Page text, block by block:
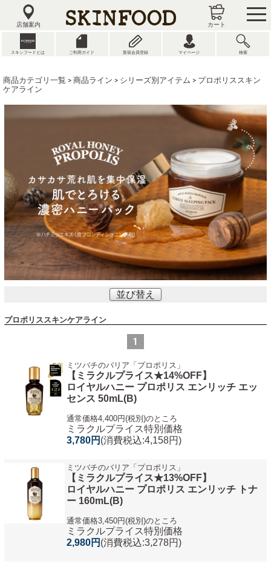
店舗案内 カート
スキンフードとは ご利用ガイド 新規会員登録 マイページ 検索
商品カテゴリ一覧 > 商品ライン > シリーズ別アイテム > プロポリススキン
ケアライン
並び替え
プロポリススキンケアライン
1
ミツバチのバリア「プロポリス」
【ミラクルプライス★14%OFF】
ロイヤルハニー プロポリス エンリッチ エッ
センス 50mL(B)
通常価格4,400円(税別)のところ
ミラクルプライス特別価格
3,780円 (消費税込:4,158円)
ミツバチのバリア「プロポリス」
【ミラクルプライス★13%OFF】
ロイヤルハニー プロポリス エンリッチ トナ
ー 160mL(B)
通常価格3,450円(税別)のところ
ミラクルプライス特別価格
2,980円 (消費税込:3,278円)